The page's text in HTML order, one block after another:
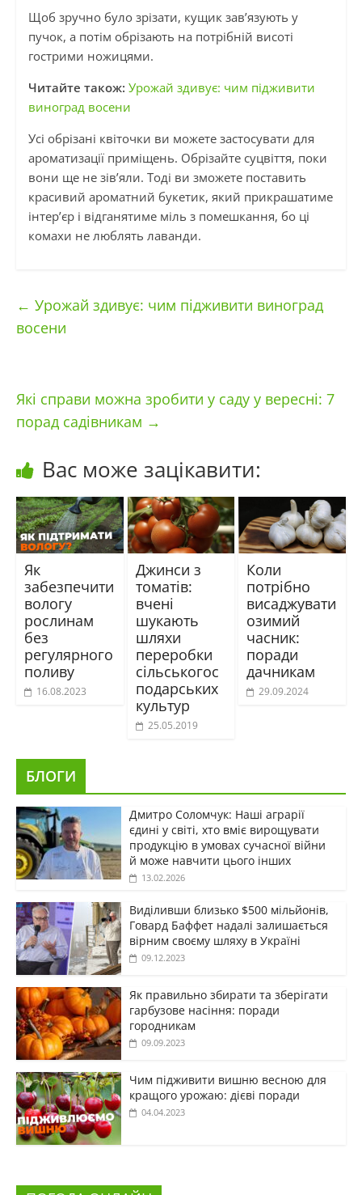
Щоб зручно було зрізати, кущик зав’язують у
пучок, а потім обрізають на потрібній висоті
гострими ножицями.
Читайте також: Урожай здивує: чим підживити
виноград восени
Усі обрізані квіточки ви можете застосувати для
ароматизації приміщень. Обрізайте суцвіття, поки
вони ще не зів’яли. Тоді ви зможете поставить
красивий ароматний букетик, який прикрашатиме
інтер’єр і відганятиме міль з помешкання, бо ці
комахи не люблять лаванди.
← Урожай здивує: чим підживити виноград
восени
Які справи можна зробити у саду у вересні: 7
порад садівникам →
Вас може зацікавити:
Як
забезпечити
вологу
рослинам
без
регулярного
поливу
16.08.2023
Джинси з
томатів:
вчені
шукають
шляхи
переробки
сільськогос
подарських
культур
25.05.2019
Коли
потрібно
висаджувати
озимий
часник:
поради
дачникам
29.09.2024
БЛОГИ
Дмитро Соломчук: Наші аграрії
єдині у світі, хто вміє вирощувати
продукцію в умовах сучасної війни
й може навчити цього інших
13.02.2026
Виділивши близько $500 мільйонів,
Говард Баффет надалі залишається
вірним своєму шляху в Україні
09.12.2023
Як правильно збирати та зберігати
гарбузове насіння: поради
городникам
09.09.2023
Чим підживити вишню весною для
кращого урожаю: дієві поради
04.04.2023